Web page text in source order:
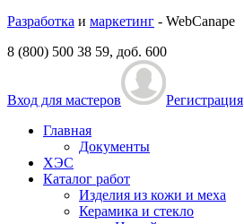
Разработка и маркетинг - WebCanape
8 (800) 500 38 59, доб. 600
Вход для мастеров
Регистрация
Главная
Документы
ХЭС
Каталог работ
Изделия из кожи и меха
Керамика и стекло